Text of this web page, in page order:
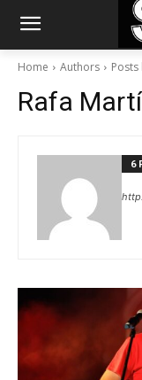
Home Authors Posts
Rafa
6